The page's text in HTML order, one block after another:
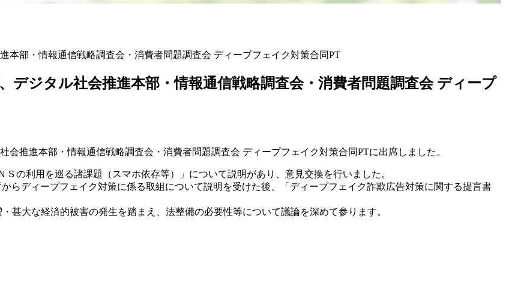
本部・情報通信戦略調査会・消費者問題調査会 ディープフェイク対策合同PT
デジタル社会推進本部・情報通信戦略調査会・消費者問題調査会 ディープ
会推進本部・情報通信戦略調査会・消費者問題調査会 ディープフェイク対策合同PTに出席しました。
の利用を巡る諸課題（スマホ依存等）」について説明があり、意見交換を行いました。
らディープフェイク対策に係る取組について説明を受けた後、「ディープフェイク詐欺広告対策に関する提言書
甚大な経済的被害の発生を踏まえ、法整備の必要性等について議論を深めて参ります。